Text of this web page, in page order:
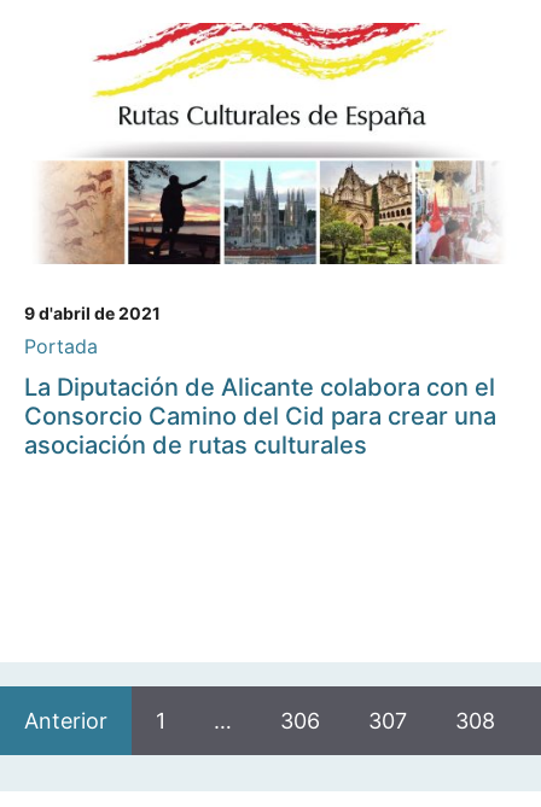
9 d'abril de 2021
Portada
La Diputación de Alicante colabora con el
Consorcio Camino del Cid para crear una
asociación de rutas culturales
Anterior 1 … 306 307 308